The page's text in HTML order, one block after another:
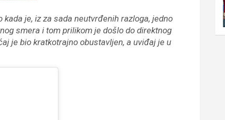
je, iz za sada neutvrđenih razloga, jedno
smera i tom prilikom je došlo do direktnog
je bio kratkotrajno obustavljen, a uviđaj je u